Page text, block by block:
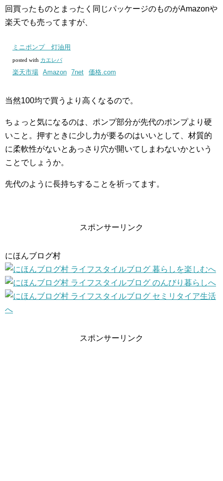
回買ったものとまったく同じパッケージのものがAmazonや
楽天でも売ってますが、
ミニポンプ 灯油用
posted with カエレバ
楽天市場 Amazon 7net 価格.com
当然100均で買うより高くなるので。
ちょっと気になるのは、ポンプ部分が先代のポンプより硬
いこと。押すときに少し力が要るのはいいとして、材質的
に柔軟性がないとあっさり穴が開いてしまわないかという
ことでしょうか。
先代のように長持ちすることを祈ってます。
スポンサーリンク
にほんブログ村
スポンサーリンク